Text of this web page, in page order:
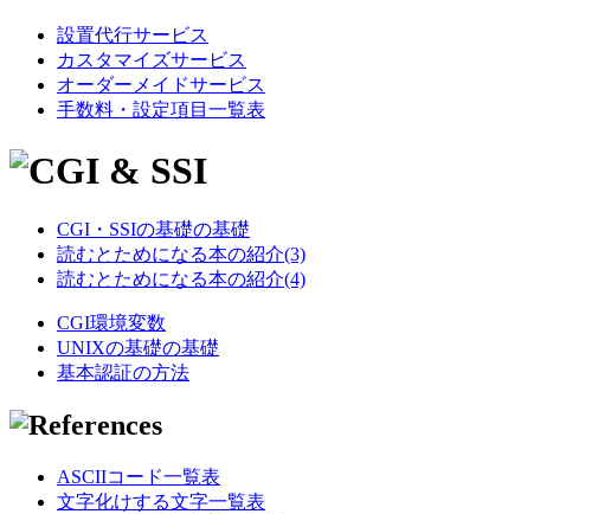
設置代行サービス
カスタマイズサービス
オーダーメイドサービス
手数料・設定項目一覧表
CGI・SSIの基礎の基礎
読むとためになる本の紹介(3)
読むとためになる本の紹介(4)
CGI環境変数
UNIXの基礎の基礎
基本認証の方法
ASCIIコード一覧表
文字化けする文字一覧表